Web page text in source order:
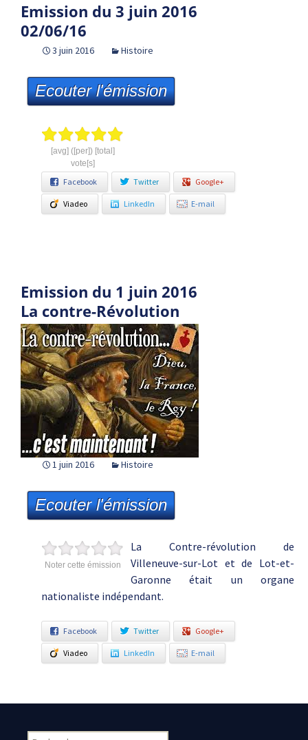
Emission du 3 juin 2016
02/06/16
3 juin 2016 Histoire
Ecouter l'émission
[avg] ([per]) [total]
vote[s]
Facebook Twitter Google+
Viadeo LinkedIn E-mail
Emission du 1 juin 2016
La contre-Révolution
1 juin 2016 Histoire
Ecouter l'émission
Noter cette émission
La Contre-révolution de
Villeneuve-sur-Lot et de Lot-et-
Garonne était un organe
nationaliste indépendant.
Facebook Twitter Google+
Viadeo LinkedIn E-mail